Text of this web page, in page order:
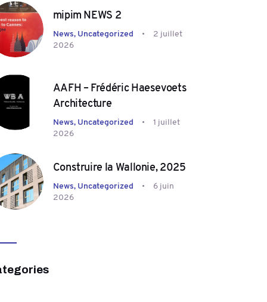
mipim NEWS 2
News, Uncategorized
2 juillet
2026
AAFH – Frédéric Haesevoets
Architecture
News, Uncategorized
1 juillet
2026
Construire la Wallonie, 2025
News, Uncategorized
6 juin
2026